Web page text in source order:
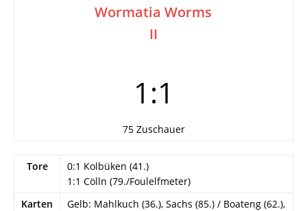
Wormatia Worms
II
1:1
75 Zuschauer
Tore
0:1 Kolbüken (41.)
1:1 Cölln (79./Foulelfmeter)
Karten
Gelb: Mahlkuch (36.), Sachs (85.) / Boateng (62.),